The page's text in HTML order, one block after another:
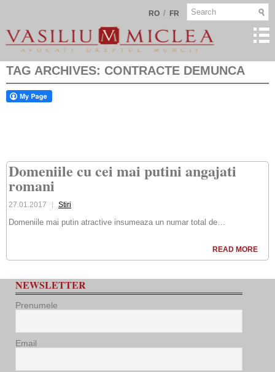
RO / FR
TAG ARCHIVES: CONTRACTE DEMUNCA
Domeniile cu cei mai putini angajati
romani
27.01.2017 Stiri
Domeniile mai putin atractive insumeaza un numar total de…
READ MORE
NEWSLETTER
Prenumele
Email